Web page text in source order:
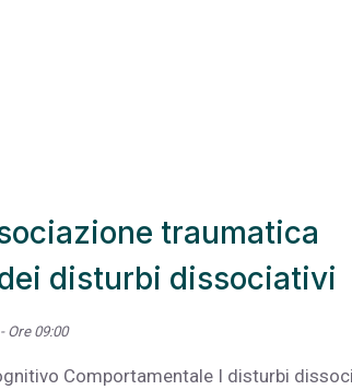
traumatica
disturbi dissociativi
Ore 09:00
Comportamentale I disturbi